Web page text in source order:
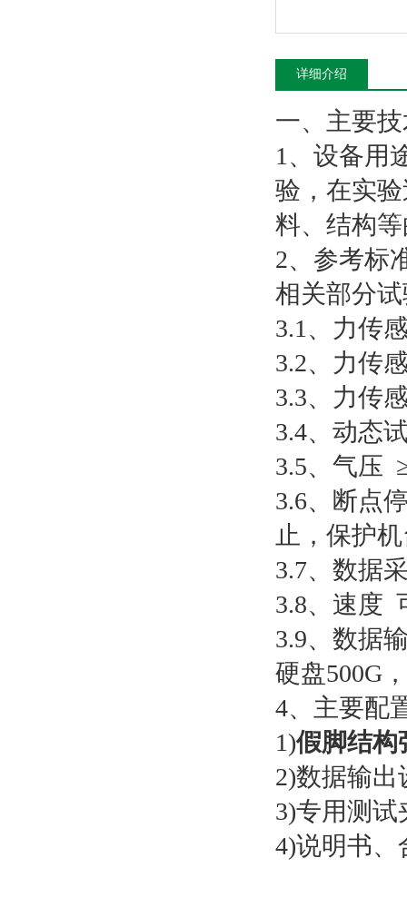
详细介绍
一、主要
1、设备用
验，在实
料、结构
2、参考标
相关部分
3.1、力传
3.2、力传
3.3、力传
3.4、动态
3.5、气压
3.6、断点
止，保护
3.7、数据
3.8、速度
3.9、数据
硬盘500G
4、主要配
1)假脚结构
2)数据输出
3)专用测
4)说明书、